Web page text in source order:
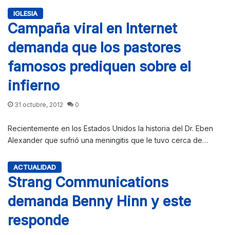
IGLESIA
Campaña viral en Internet
demanda que los pastores
famosos prediquen sobre el
infierno
31 octubre, 2012 0
Recientemente en los Estados Unidos la historia del Dr. Eben
Alexander que sufrió una meningitis que le tuvo cerca de…
ACTUALIDAD
Strang Communications
demanda Benny Hinn y este
responde